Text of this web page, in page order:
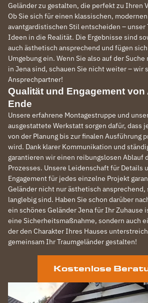
Geländer zu gestalten, die perfekt zu Ihren
Ob Sie sich für einen klassischen,
avantgardistischen Stil entscheiden – unser
Ideen in die Realität. Die Ergebnisse sind
auch ästhetisch ansprechend und fügen
Umgebung ein. Wenn Sie also auf der
in Jena sind, schauen Sie nicht weiter – wir
Ansprechpartner!
Qualität und Engagement von
Ende
Unsere erfahrene Montagestruppe und
ausgestattete Werkstatt sorgen dafür, dass
von der Planung bis zur finalen Ausführung
wird. Dank klarer Kommunikation und
garantieren wir einen reibungslosen Ablauf
Prozesses. Unsere Leidenschaft für Details
Engagement für jedes einzelne Projekt
Geländer nicht nur ästhetisch ansprechend,
langlebig sind. Haben Sie schon darüber
ein schönes Geländer Jena für Ihr Zuhause
eine Sicherheitsmaßnahme, sondern auch
der den Charakter Ihres Hauses
gemeinsam Ihr Traumgeländer gestalten!
Kostenlose